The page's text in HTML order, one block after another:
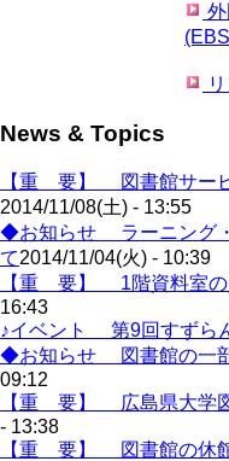
News & Topics
【重 要】 図書館サー
2014/11/08(土) - 13:55
◆お知らせ ラーニング
て2014/11/04(火) - 10:39
【重 要】 1階資料室の
16:43
♪イベント 第9回すずら
◆お知らせ 図書館の一
09:12
【重 要】 広島県大学
- 13:38
【重 要】 図書館の休館